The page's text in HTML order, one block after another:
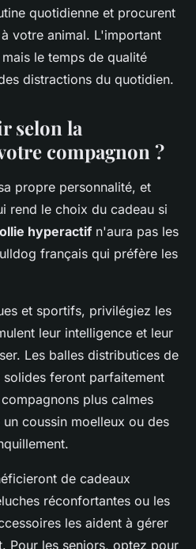
quotidienne et procurent
votre animal. L'important
le temps de qualité
distractions du quotidien.
selon la
compagnon ?
propre personnalité, et
rend le choix du cadeau si
hyperactif n'aura pas les
français qui préfère les
et sportifs, privilégiez les
leur intelligence et leur
Les balles distributices de
feront parfaitement
plus calmes
coussin moelleux ou des
de cadeaux
réconfortantes ou les
les aident à gérer
Pour les seniors, optez pour